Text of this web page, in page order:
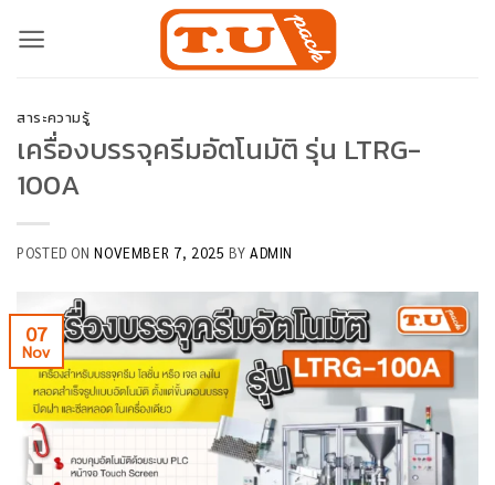
สาระความรู้
เครื่องบรรจุครีมอัตโนมัติ รุ่น LTRG-
100A
POSTED ONNOVEMBER 7, 2025 BY ADMIN
07
Nov